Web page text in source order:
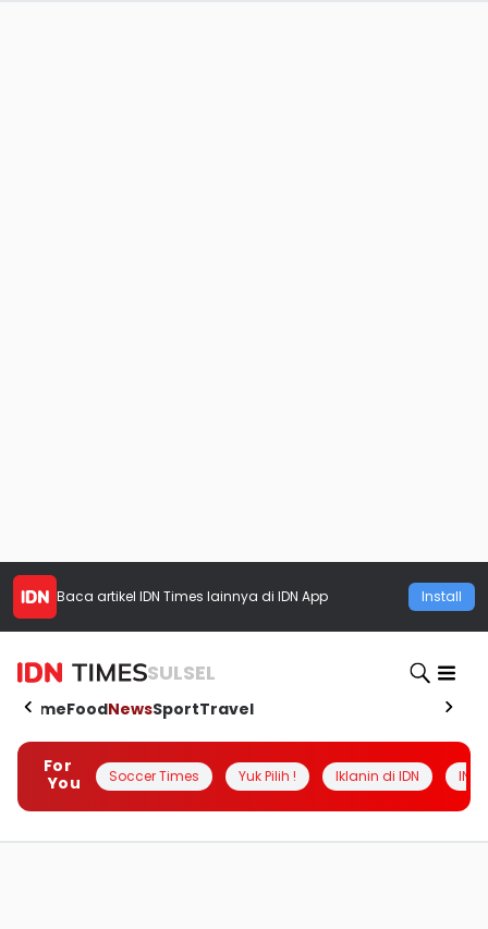
Baca artikel IDN Times lainnya di IDN App Install
SULSEL
HomeFoodNewsSportTravel
For
You
Soccer Times Yuk Pilih ! Iklanin di IDN